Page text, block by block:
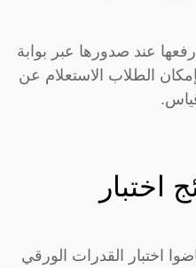
عند صدورها عبر بوابة
الطلاب الاستعلام عن
اختبار
اختبار القدرات الورقي